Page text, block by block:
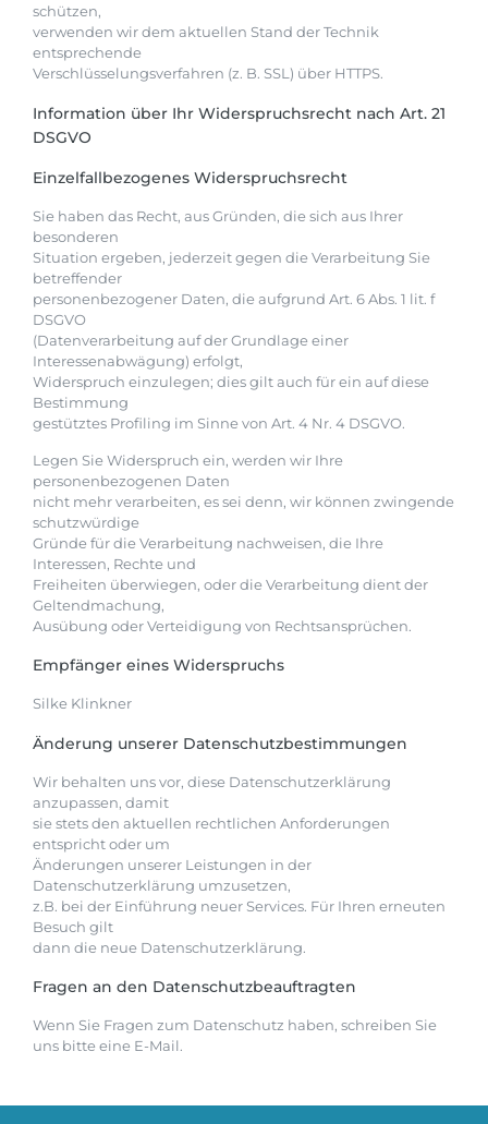
schützen,
verwenden wir dem aktuellen Stand der Technik
entsprechende
Verschlüsselungsverfahren (z. B. SSL) über HTTPS.
Information über Ihr Widerspruchsrecht nach Art. 21
DSGVO
Einzelfallbezogenes Widerspruchsrecht
Sie haben das Recht, aus Gründen, die sich aus Ihrer
besonderen
Situation ergeben, jederzeit gegen die Verarbeitung Sie
betreffender
personenbezogener Daten, die aufgrund Art. 6 Abs. 1 lit. f
DSGVO
(Datenverarbeitung auf der Grundlage einer
Interessenabwägung) erfolgt,
Widerspruch einzulegen; dies gilt auch für ein auf diese
Bestimmung
gestütztes Profiling im Sinne von Art. 4 Nr. 4 DSGVO.
Legen Sie Widerspruch ein, werden wir Ihre
personenbezogenen Daten
nicht mehr verarbeiten, es sei denn, wir können zwingende
schutzwürdige
Gründe für die Verarbeitung nachweisen, die Ihre
Interessen, Rechte und
Freiheiten überwiegen, oder die Verarbeitung dient der
Geltendmachung,
Ausübung oder Verteidigung von Rechtsansprüchen.
Empfänger eines Widerspruchs
Silke Klinkner
Änderung unserer Datenschutzbestimmungen
Wir behalten uns vor, diese Datenschutzerklärung
anzupassen, damit
sie stets den aktuellen rechtlichen Anforderungen
entspricht oder um
Änderungen unserer Leistungen in der
Datenschutzerklärung umzusetzen,
z.B. bei der Einführung neuer Services. Für Ihren erneuten
Besuch gilt
dann die neue Datenschutzerklärung.
Fragen an den Datenschutzbeauftragten
Wenn Sie Fragen zum Datenschutz haben, schreiben Sie
uns bitte eine E-Mail.